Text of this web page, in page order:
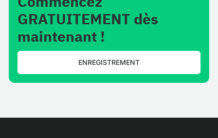
GRATUITEMENT dès
maintenant !
ENREGISTREMENT